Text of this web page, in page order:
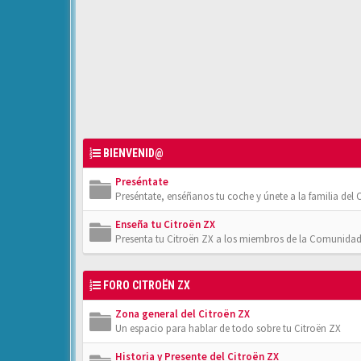
BIENVENID@
Preséntate
Preséntate, enséñanos tu coche y únete a la familia del
Enseña tu Citroën ZX
Presenta tu Citroën ZX a los miembros de la
FORO CITROËN ZX
Zona general del Citroën ZX
Un espacio para hablar de todo sobre tu Citroën ZX
Historia y Presente del Citroën ZX